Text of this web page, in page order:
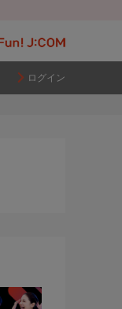
ログイン